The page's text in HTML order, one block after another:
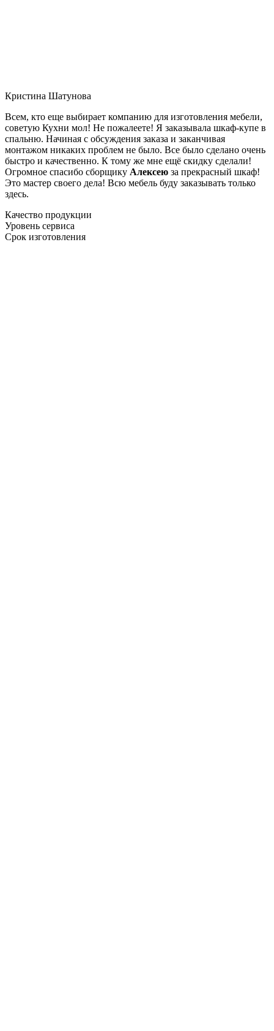
Кристина Шатунова
Всем, кто еще выбирает компанию для изготовления мебели,
советую Кухни мол! Не пожалеете! Я заказывала шкаф-купе в
спальню. Начиная с обсуждения заказа и заканчивая
монтажом никаких проблем не было. Все было сделано очень
быстро и качественно. К тому же мне ещё скидку сделали!
Огромное спасибо сборщику Алексею за прекрасный шкаф!
Это мастер своего дела! Всю мебель буду заказывать только
здесь.
Качество продукции
Уровень сервиса
Срок изготовления